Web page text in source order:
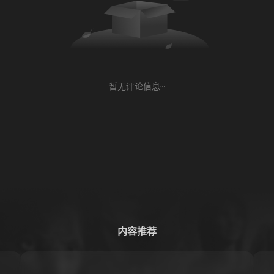
暂无评论信息~
内容推荐